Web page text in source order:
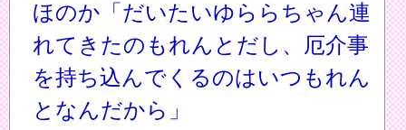
ほのか「だいたいゆららちゃん連
れてきたのもれんとだし、厄介事
を持ち込んでくるのはいつもれん
となんだから」